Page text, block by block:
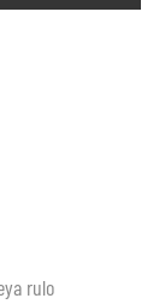
rulo